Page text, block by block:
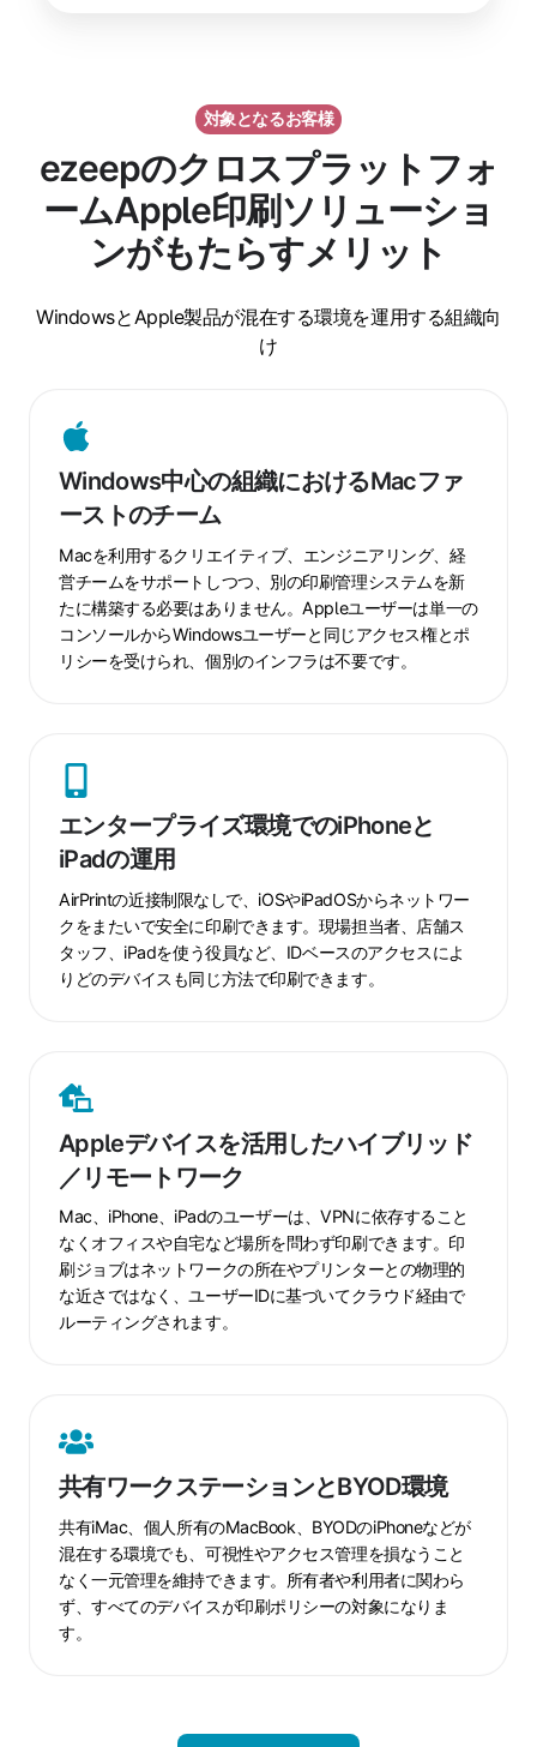
対象となるお客様
ezeepのクロスプラットフォ
ームApple印刷ソリューショ
ンがもたらすメリット
WindowsとApple製品が混在する環境を運用する組織向
け
Windows中心の組織におけるMacファ
ーストのチーム
Macを利用するクリエイティブ、エンジニアリング、経
営チームをサポートしつつ、別の印刷管理システムを新
たに構築する必要はありません。Appleユーザーは単一の
コンソールからWindowsユーザーと同じアクセス権とポ
リシーを受けられ、個別のインフラは不要です。
Windows
心
の
組
織
に
お
け
ス
ト
の
チ
ー
ム
エンタープライズ環境でのiPhoneと
iPadの運用
AirPrintの近接制限なしで、iOSやiPadOSからネットワー
クをまたいで安全に印刷できます。現場担当者、店舗ス
タッフ、iPadを使う役員など、IDベースのアクセスによ
りどのデバイスも同じ方法で印刷できます。
ン
タ
ー
プ
ラ
イ
ズ
の
と
iPad
の
運
用
Appleデバイスを活用したハイブリッド
／リモートワーク
Mac、iPhone、iPadのユーザーは、VPNに依存すること
なくオフィスや自宅など場所を問わず印刷できます。印
刷ジョブはネットワークの所在やプリンターとの物理的
な近さではなく、ユーザーIDに基づいてクラウド経由で
ルーティングされます。
Apple
バ
イ
ス
を
活
用
し
ブ
リ
ッ
ド
／
リ
モ
ー
共有ワークステーションとBYOD環境
共有iMac、個人所有のMacBook、BYODのiPhoneなどが
混在する環境でも、可視性やアクセス管理を損なうこと
なく一元管理を維持できます。所有者や利用者に関わら
ず、すべてのデバイスが印刷ポリシーの対象になりま
す。
共
有
ワ
ー
ク
ス
テ
ー